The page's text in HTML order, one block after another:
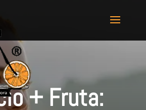
+ Fruta: